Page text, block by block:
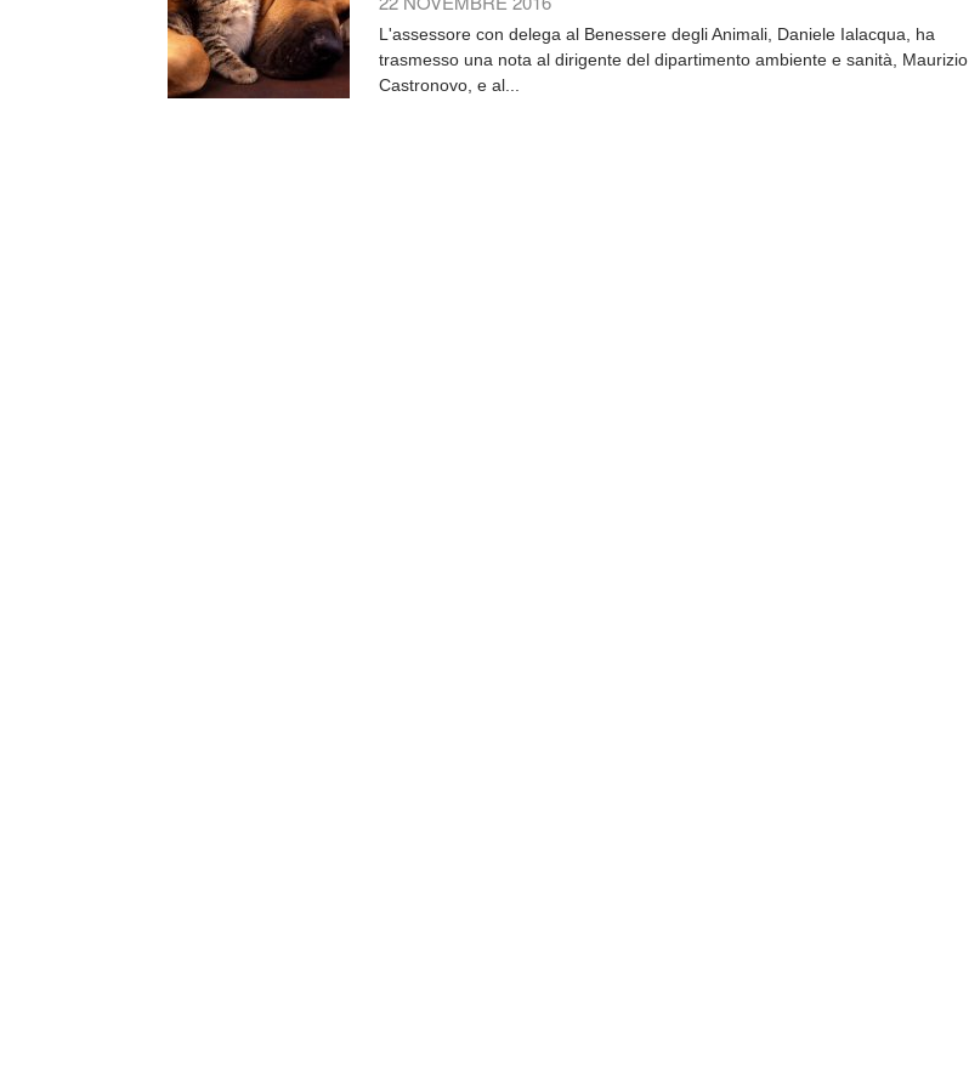
L'assessore con delega al Benessere degli Animali, Daniele Ialacqua, ha
trasmesso una nota al dirigente del dipartimento ambiente e sanità, Maurizio
Castronovo, e al...